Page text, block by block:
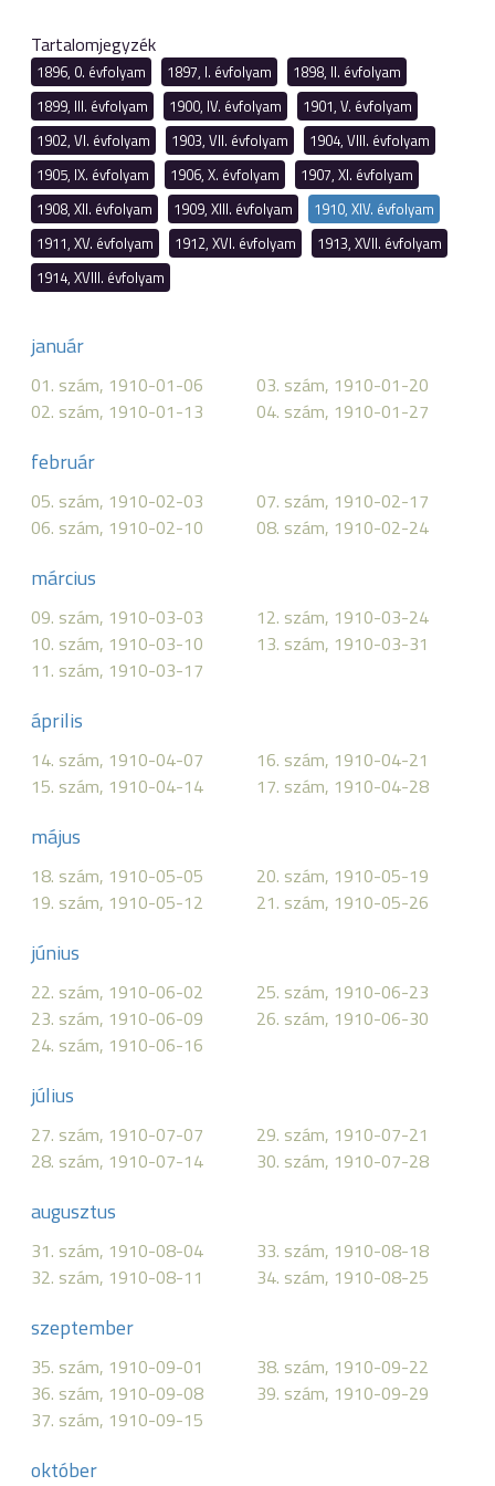
Tartalomjegyzék
1896, 0. évfolyam 1897, I. évfolyam
1898, II. évfolyam
1899, III. évfolyam
1900, IV. évfolyam
1901, V. évfolyam
1902, VI. évfolyam
1903, VII. évfolyam
1904, VIII. évfolyam
1905, IX. évfolyam
1906, X. évfolyam
1907, XI. évfolyam
1908, XII. évfolyam
1909, XIII. évfolyam
1910, XIV. évfolyam
1911, XV. évfolyam
1912, XVI. évfolyam
1913, XVII. évfolyam
1914, XVIII. évfolyam
január
01. szám, 1910-01-06
02. szám, 1910-01-13
03. szám, 1910-01-20
04. szám, 1910-01-27
február
05. szám, 1910-02-03
06. szám, 1910-02-10
07. szám, 1910-02-17
08. szám, 1910-02-24
március
09. szám, 1910-03-03
10. szám, 1910-03-10
11. szám, 1910-03-17
12. szám, 1910-03-24
13. szám, 1910-03-31
április
14. szám, 1910-04-07
15. szám, 1910-04-14
16. szám, 1910-04-21
17. szám, 1910-04-28
május
18. szám, 1910-05-05
19. szám, 1910-05-12
20. szám, 1910-05-19
21. szám, 1910-05-26
június
22. szám, 1910-06-02
23. szám, 1910-06-09
24. szám, 1910-06-16
25. szám, 1910-06-23
26. szám, 1910-06-30
július
27. szám, 1910-07-07
28. szám, 1910-07-14
29. szám, 1910-07-21
30. szám, 1910-07-28
augusztus
31. szám, 1910-08-04
32. szám, 1910-08-11
33. szám, 1910-08-18
34. szám, 1910-08-25
szeptember
35. szám, 1910-09-01
36. szám, 1910-09-08
37. szám, 1910-09-15
38. szám, 1910-09-22
39. szám, 1910-09-29
október